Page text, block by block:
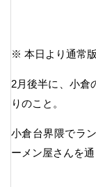
※ 本日より通常
2月後半に、小倉
りのこと。
小倉台界隈でラ
ーメン屋さんを通